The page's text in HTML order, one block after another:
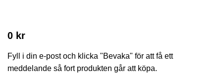
0 kr
Fyll i din e-post och klicka "Bevaka" för att få ett
meddelande så fort produkten går att köpa.